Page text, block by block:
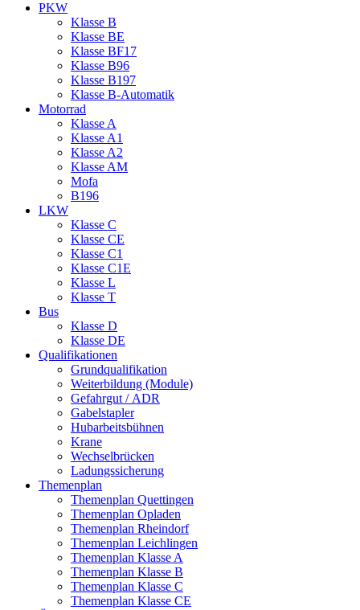
PKW
Klasse B
Klasse BE
Klasse BF17
Klasse B96
Klasse B197
Klasse B‑Automatik
Motorrad
Klasse A
Klasse A1
Klasse A2
Klasse AM
Mofa
B196
LKW
Klasse C
Klasse CE
Klasse C1
Klasse C1E
Klasse L
Klasse T
Bus
Klasse D
Klasse DE
Qualifikationen
Grundqualifikation
Weiterbildung (Module)
Gefahrgut / ADR
Gabelstapler
Hubarbeitsbühnen
Krane
Wechselbrücken
Ladungssicherung
Themenplan
Themenplan Quettingen
Themenplan Opladen
Themenplan Rheindorf
Themenplan Leichlingen
Themenplan Klasse A
Themenplan Klasse B
Themenplan Klasse C
Themenplan Klasse CE